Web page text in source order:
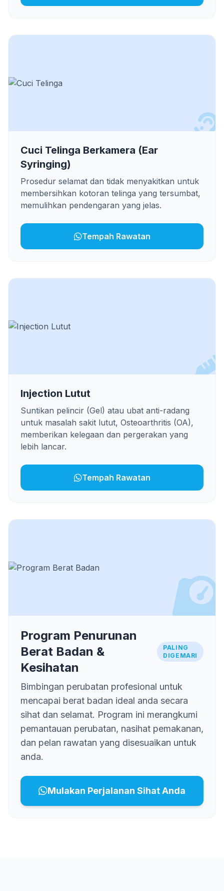
Cuci Telinga Berkamera (Ear
Syringing)
Prosedur selamat dan tidak menyakitkan untuk
membersihkan kotoran telinga yang tersumbat,
memulihkan pendengaran yang jelas.
Tempah Rawatan
Injection Lutut
Suntikan pelincir (Gel) atau ubat anti-radang
untuk masalah sakit lutut, Osteoarthritis (OA),
memberikan kelegaan dan pergerakan yang
lebih lancar.
Tempah Rawatan
Program Penurunan
Berat Badan &
Kesihatan
PALING
DIGEMARI
Bimbingan perubatan profesional untuk
mencapai berat badan ideal anda secara
sihat dan selamat. Program ini merangkumi
pemantauan perubatan, nasihat pemakanan,
dan pelan rawatan yang disesuaikan untuk
anda.
Mulakan Perjalanan Sihat Anda